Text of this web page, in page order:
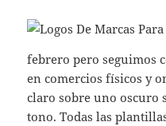
febrero pero seguimos
en comercios físicos y
claro sobre uno oscuro
tono. Todas las